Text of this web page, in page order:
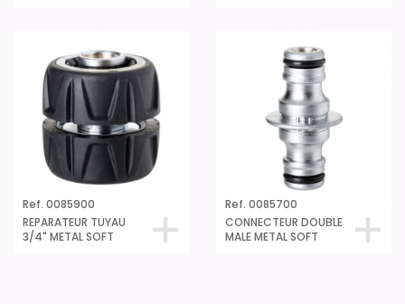
Ref. 0085900
REPARATEUR TUYAU
3/4" METAL SOFT
Ref. 0085700
CONNECTEUR DOUBLE
MALE METAL SOFT